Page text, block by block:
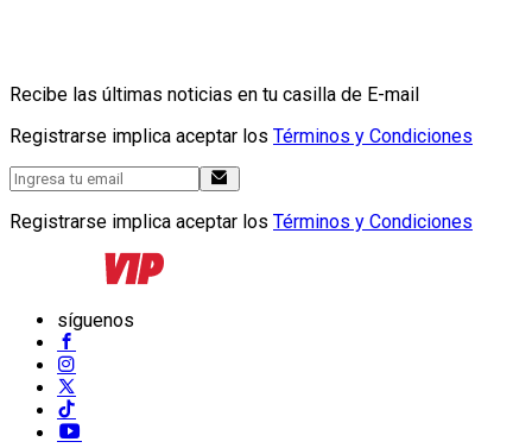
Recibe las últimas noticias en tu casilla de E-mail
Registrarse implica aceptar los Términos y Condiciones
Registrarse implica aceptar los Términos y Condiciones
síguenos